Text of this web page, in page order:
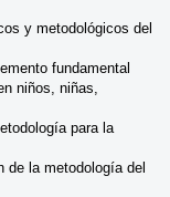
y metodológicos del
fundamental
niños, niñas,
para la
de la metodología del